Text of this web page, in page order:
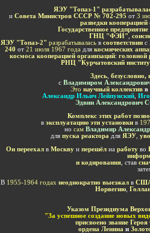
ЯЭУ "Топаз-1"
и Совета Министров СССР № 702-295 от 3
разведки кооперацией
Государственное
ГНЦ "ФЭИ"
ЯЭУ "Топаз-2" разрабатываласьв соответствии с
240 от 21 июля 1967 года для космических
космоса кооперацией организаций: головной
РНЦ "Курчатовский
Здесь, безусловно,
c Владимиром
Это научный коллектив в
Александр Ильич Лейпунский
Эдвин Александрович
Комплекс этих работ
в эксплуатацию эти установкив
но сам Владимир
для пуска реактора для ЯЭУ,
Он переехал в Москву и перешёлна работуво
и кодирования, став
В 1955-1964 годах неоднократно выезжал в
Норвегию
Указом Президиума
"За успешное создание новых
присвоено звание
ордена Ленина и